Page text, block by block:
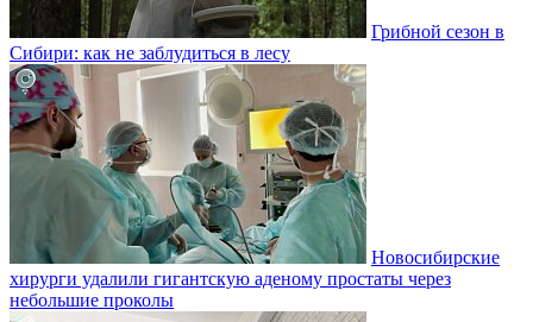
Грибной сезон в
Сибири: как не заблудиться в лесу
Новосибирские
хирурги удалили гигантскую аденому простаты через
небольшие проколы